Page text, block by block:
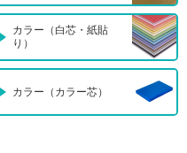
カラー（白芯・紙貼
り）
カラー（カラー芯）